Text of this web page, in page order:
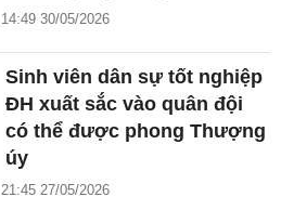
14:49 30/05/2026
Sinh viên dân sự tốt nghiệp
ĐH xuất sắc vào quân đội
có thể được phong Thượng
úy
21:45 27/05/2026